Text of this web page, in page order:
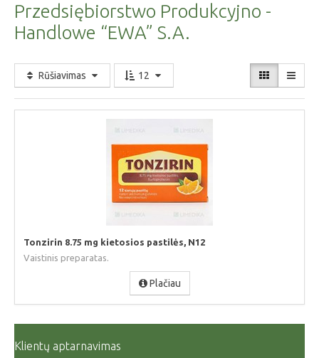
Przedsiębiorstwo Produkcyjno -
Handlowe “EWA” S.A.
Rūšiavimas 12
Tonzirin 8.75 mg kietosios pastilės, N12
Vaistinis preparatas.
Plačiau
Klientų aptarnavimas